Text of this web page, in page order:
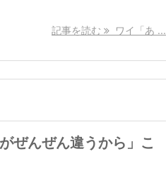
記事を読む ワイ「あ ...
ぜんぜん違うから」こ